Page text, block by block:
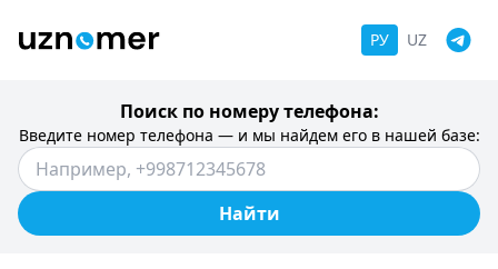
РУ UZ
Поиск по номеру телефона:
Введите номер телефона — и мы найдем его в нашей базе:
Найти